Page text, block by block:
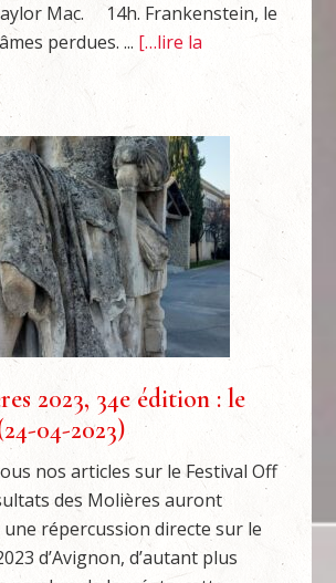
Mac. 14h. Frankenstein, le
perdues. ... […lire la
2023, 34e édition : le
04-2023)
nos articles sur le Festival Off
des Molières auront
répercussion directe sur le
d’Avignon, d’autant plus